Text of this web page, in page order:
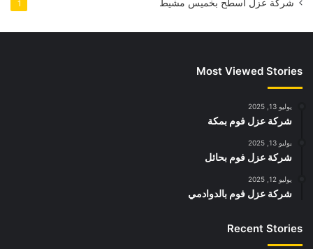
شركة عزل اسطح بخميس مشيط 1
Most Viewed Stories
يوليو 13, 2025
شركة عزل فوم بمكة
يوليو 13, 2025
شركة عزل فوم بحائل
يوليو 12, 2025
شركة عزل فوم بالدوادمي
Recent Stories